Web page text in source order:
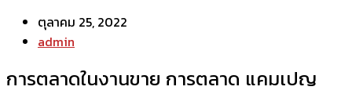
ตุลาคม 25, 2022
admin
การตลาดในงานขาย การตลาด แคมเปญ